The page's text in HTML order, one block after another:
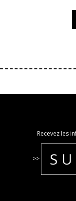
Recevez les
>>